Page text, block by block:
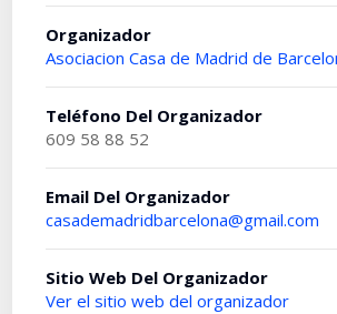
Organizador
Asociacion Casa de Madrid de
Teléfono Del Organizador
609 58 88 52
Email Del Organizador
casademadridbarcelona@gmail.com
Sitio Web Del Organizador
Ver el sitio web del organizador